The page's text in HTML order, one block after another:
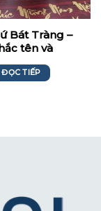
Bát Tràng –
tên và
ĐỌC TIẾP